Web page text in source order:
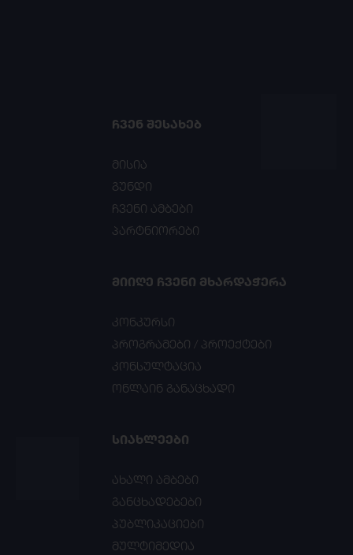
ᲩᲕᲔᲜ ᲨᲔᲡᲐᲮᲔᲑ
მისია
გუნდი
ჩვენი ამბები
პარტნიორები
ᲛᲘᲘᲦᲔ ᲩᲕᲔᲜᲘ ᲛᲮᲐᲠᲓᲐᲭᲔᲠᲐ
კონკურსი
პროგრამები / პროექტები
კონსულტაცია
ონლაინ განაცხადი
ᲡᲘᲐᲮᲚᲔᲔᲑᲘ
ახალი ამბები
განცხადებები
პუბლიკაციები
მულტიმედია